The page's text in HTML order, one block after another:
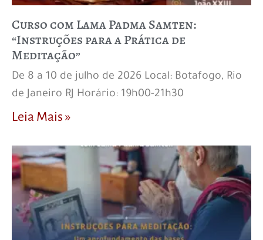
Curso com Lama Padma Samten:
“Instruções para a Prática de
Meditação”
De 8 a 10 de julho de 2026 Local: Botafogo, Rio
de Janeiro RJ Horário: 19h00-21h30
Leia Mais »